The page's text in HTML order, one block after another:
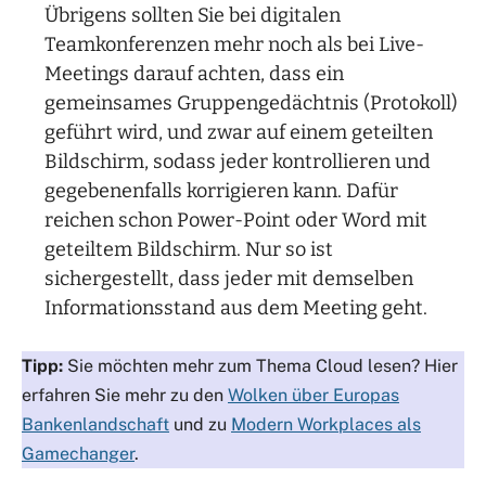
Übrigens sollten Sie bei digitalen
Teamkonferenzen mehr noch als bei Live-
Meetings darauf achten, dass ein
gemeinsames Gruppengedächtnis (Protokoll)
geführt wird, und zwar auf einem geteilten
Bildschirm, sodass jeder kontrollieren und
gegebenenfalls korrigieren kann. Dafür
reichen schon Power-Point oder Word mit
geteiltem Bildschirm. Nur so ist
sichergestellt, dass jeder mit demselben
Informationsstand aus dem Meeting geht.
Tipp: Sie möchten mehr zum Thema Cloud lesen? Hier
erfahren Sie mehr zu den Wolken über Europas
Bankenlandschaft und zu Modern Workplaces als
Gamechanger.